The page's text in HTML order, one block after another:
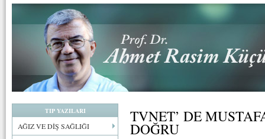
TIP YAZILARI
AĞIZ VE DİŞ SAĞLIĞI
TVNET’ DE
DOĞRU